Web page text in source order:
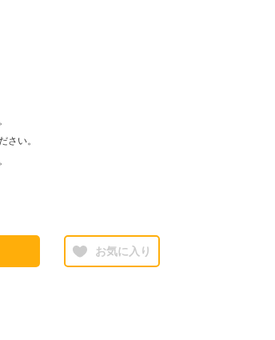
さい。
お気に入り